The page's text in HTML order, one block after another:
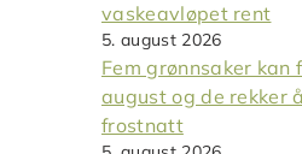
vaskeavløpet rent
5. august 2026
Fem grønnsaker kan
august og de rekker
frostnatt